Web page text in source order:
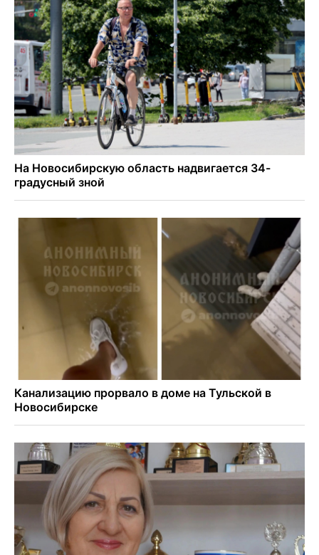
Ученики новосибирского лицея победили в
Международной олимпиаде по ИИ
Остановку электричек о.п. Радуга Сибири начали строить
в Новосибирске